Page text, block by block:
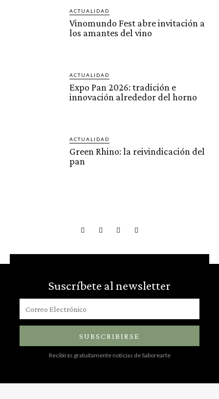
ACTUALIDAD
Vinomundo Fest abre invitación a
los amantes del vino
ACTUALIDAD
Expo Pan 2026: tradición e
innovación alrededor del horno
ACTUALIDAD
Green Rhino: la reivindicación del
pan
Suscríbete al newsletter
SUBSCRIBIRSE
Recibirás gratuitamente noticias de Saborearte